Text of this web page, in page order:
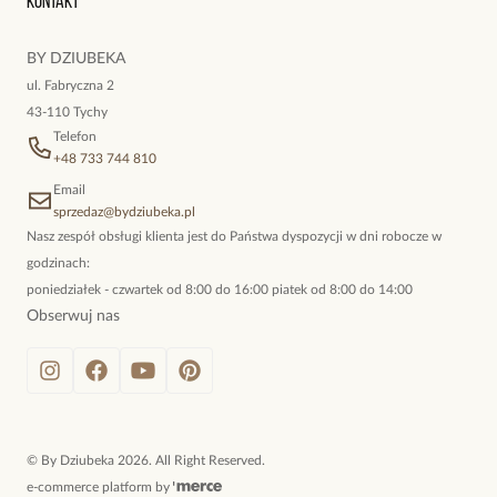
BY DZIUBEKA
ul. Fabryczna 2
43-110 Tychy
Telefon
+48 733 744 810
Email
sprzedaz@bydziubeka.pl
Nasz zespół obsługi klienta jest do Państwa dyspozycji w dni robocze w
godzinach:
poniedziałek - czwartek od 8:00 do 16:00 piatek od 8:00 do 14:00
Obserwuj nas
© By Dziubeka 2026. All Right Reserved.
e-commerce platform by